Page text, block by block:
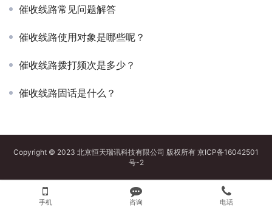
催收线路常见问题解答
催收线路使用对象是哪些呢？
催收线路拨打频次是多少？
催收线路固话是什么？
Copyright © 2023 北京恒天瑞讯科技有限公司 版权所有 京ICP备16042501
号-2
手机 咨询 电话